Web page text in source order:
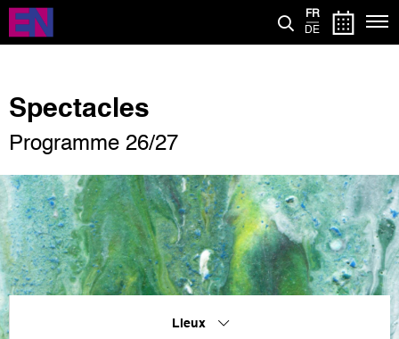
Aller
contenu
FR
DE
Spectacles
Programme 26/27
Lieux